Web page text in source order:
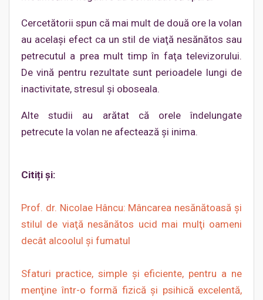
Cercetătorii spun că mai mult de două ore la volan
au acelaşi efect ca un stil de viaţă nesănătos sau
petrecutul a prea mult timp în faţa televizorului.
De vină pentru rezultate sunt perioadele lungi de
inactivitate, stresul şi oboseala.
Alte studii au arătat că orele îndelungate
petrecute la volan ne afectează şi inima.
Citiți și:
Prof. dr. Nicolae Hâncu: Mâncarea nesănătoasă și
stilul de viaţă nesănătos ucid mai mulţi oameni
decât alcoolul şi fumatul
Sfaturi practice, simple şi eficiente, pentru a ne
menţine într-o formă fizică şi psihică excelentă,